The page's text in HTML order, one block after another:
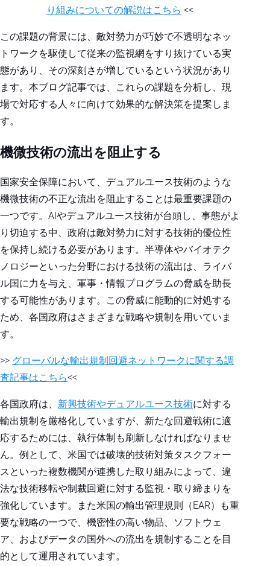
り組みについての解説はこちら <<
この課題の背景には、敵対勢力が巧妙で不透明なネッ
トワークを駆使して従来の監視網をすり抜けている実
態があり、その深刻さが増しているという状況があり
ます。本ブログ記事では、これらの課題を分析し、現
場で対応する人々に向けて効果的な解決策を提案しま
す。
機微技術の流出を阻止する
国家安全保障において、デュアルユース技術のような
機微技術の不正な流出を阻止することは最重要課題の
一つです。AIやデュアルユース技術が台頭し、事態がよ
り切迫する中、政府は敵対勢力に対する技術的優位性
を保持し続ける必要があります。半導体やバイオテク
ノロジーといった分野における技術の流出は、ライバ
ル国に力を与え、軍事・情報プログラムの脅威を助長
する可能性があります。この脅威に能動的に対処する
ため、各国政府はさまざまな戦略や規制を用いていま
す。
>> グローバルな輸出規制回避ネットワークに関する調
査記事はこちら<<
各国政府は、 新興技術やデュアルユース技術に対する
輸出規制を厳格化していますが、新たな回避戦術に適
応するためには、執行体制も刷新しなければなりませ
ん。例として、米国では破壊的技術対策タスクフォー
スといった複数機関が連携した取り組みによって、違
法な技術移転や制裁回避に対する監視・取り締まりを
強化しています。また米国の輸出管理規則（EAR）も重
要な戦略の一つで、機密性の高い物品、ソフトウェ
ア、およびデータの国外への流出を規制することを目
的として運用されています。